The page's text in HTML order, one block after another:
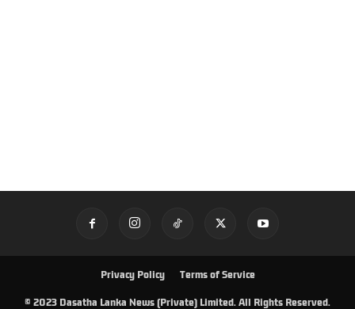
Privacy Policy Terms of Service
© 2023 Dasatha Lanka News (Private) Limited. All Rights Reserved.